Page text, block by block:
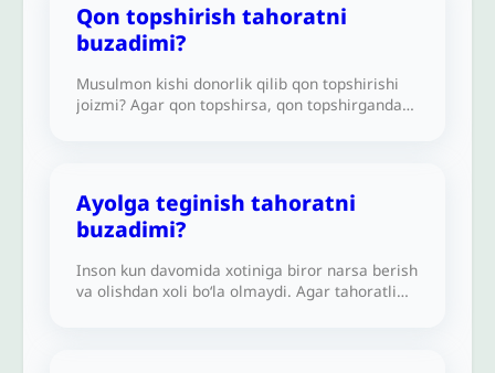
Qon topshirish tahoratni
buzadimi?
Musulmon kishi donorlik qilib qon topshirishi
joizmi? Agar qon topshirsa, qon topshirgandan
Ayolga teginish tahoratni
buzadimi?
Inson kun davomida xotiniga biror narsa berish
va olishdan xoli bo‘la olmaydi. Agar tahoratli